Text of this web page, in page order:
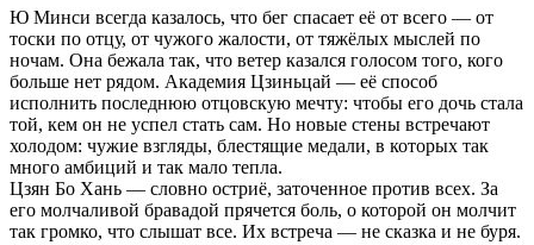
Ю Минси всегда казалось, что бег спасает её от всего — от
тоски по отцу, от чужого жалости, от тяжёлых мыслей по
ночам. Она бежала так, что ветер казался голосом того, кого
больше нет рядом. Академия Цзиньцай — её способ
исполнить последнюю отцовскую мечту: чтобы его дочь стала
той, кем он не успел стать сам. Но новые стены встречают
холодом: чужие взгляды, блестящие медали, в которых так
много амбиций и так мало тепла.
Цзян Бо Хань — словно остриё, заточенное против всех. За
его молчаливой бравадой прячется боль, о которой он молчит
так громко, что слышат все. Их встреча — не сказка и не буря.